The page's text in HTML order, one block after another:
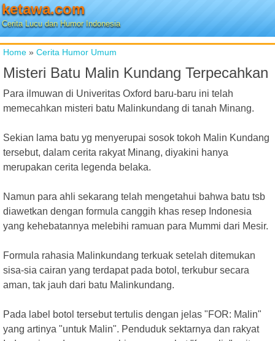
ketawa.com
Cerita Lucu dan Humor Indonesia
Home » Cerita Humor Umum
Misteri Batu Malin Kundang Terpecahkan
Para ilmuwan di Univeritas Oxford baru-baru ini telah
memecahkan misteri batu Malinkundang di tanah Minang.
Sekian lama batu yg menyerupai sosok tokoh Malin Kundang
tersebut, dalam cerita rakyat Minang, diyakini hanya
merupakan cerita legenda belaka.
Namun para ahli sekarang telah mengetahui bahwa batu tsb
diawetkan dengan formula canggih khas resep Indonesia
yang kehebatannya melebihi ramuan para Mummi dari Mesir.
Formula rahasia Malinkundang terkuak setelah ditemukan
sisa-sia cairan yang terdapat pada botol, terkubur secara
aman, tak jauh dari batu Malinkundang.
Pada label botol tersebut tertulis dengan jelas "FOR: Malin"
yang artinya "untuk Malin". Penduduk sektarnya dan rakyat